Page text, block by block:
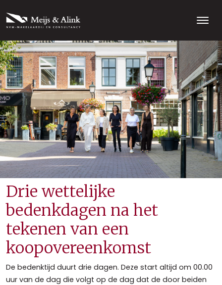
Drie wettelijke
bedenkdagen na het
tekenen van een
koopovereenkomst
De bedenktijd duurt drie dagen. Deze start altijd om 00.00
uur van de dag die volgt op de dag dat de door beiden